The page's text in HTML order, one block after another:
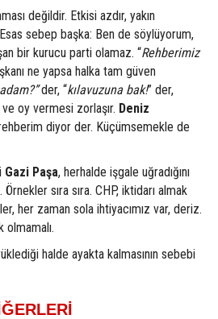
değildir. Etkisi azdır, yakın
sebep başka: Ben de söylüyorum,
bir kurucu parti olamaz. “Rehberimiz
ne yapsa halka tam güven
der, “kılavuzuna bak!” der,
oy vermesi zorlaşır. Deniz
diyor der. Küçümsemekle de
Gazi Paşa, herhalde işgale uğradığını
sıra sıra. CHP, iktidarı almak
her zaman sola ihtiyacımız var, deriz.
halde ayakta kalmasının sebebi